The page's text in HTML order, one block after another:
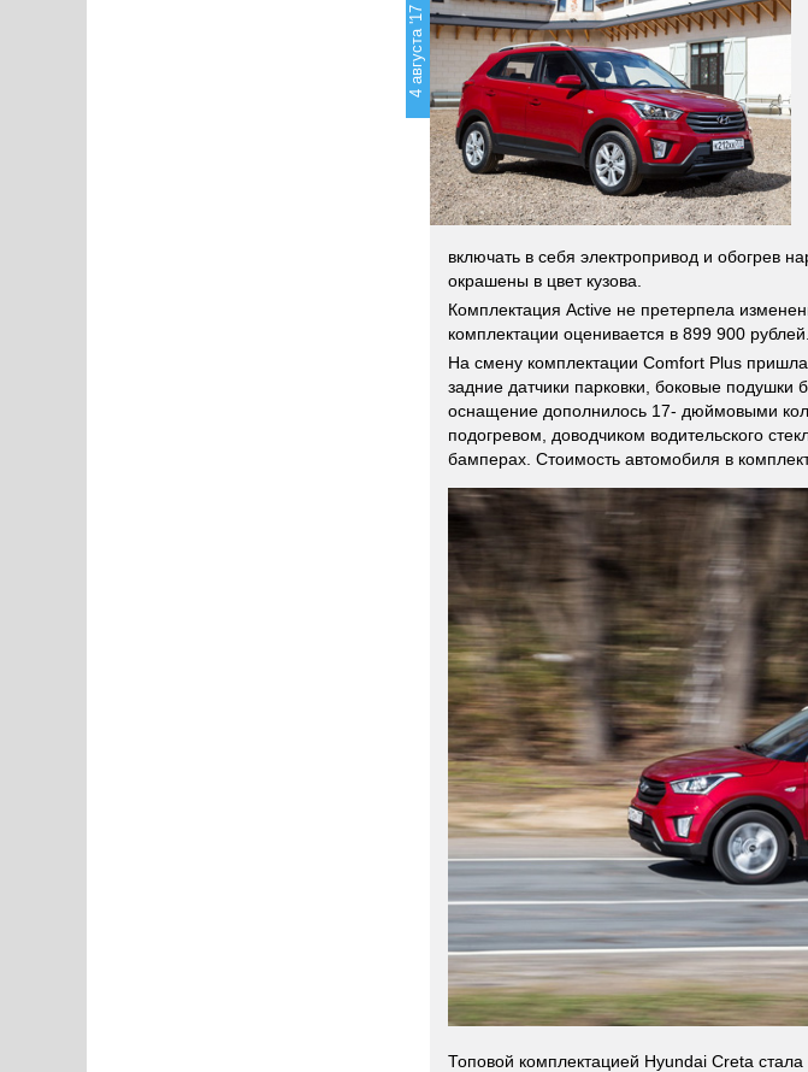
4 августа '17
включать в себя электропривод и обогрев
окрашены в цвет кузова.
Комплектация Active не претерпела
комплектации оценивается в 899 900 рублей.
На смену комплектации Comfort Plus
задние датчики парковки, боковые подушки
оснащение дополнилось 17- дюймовыми
подогревом, доводчиком водительского
бамперах. Стоимость автомобиля в
Топовой комплектацией Hyundai Creta